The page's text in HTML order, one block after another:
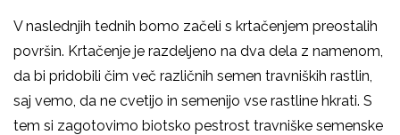
V naslednjih tednih bomo začeli s krtačenjem preostalih
površin. Krtačenje je razdeljeno na dva dela z namenom,
da bi pridobili čim več različnih semen travniških rastlin,
saj vemo, da ne cvetijo in semenijo vse rastline hkrati. S
tem si zagotovimo biotsko pestrost travniške semenske